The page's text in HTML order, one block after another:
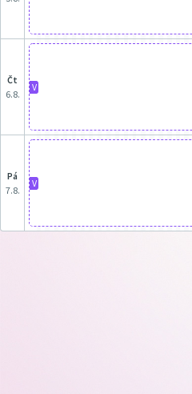
čt
6.8.
V
pá
7.8.
V